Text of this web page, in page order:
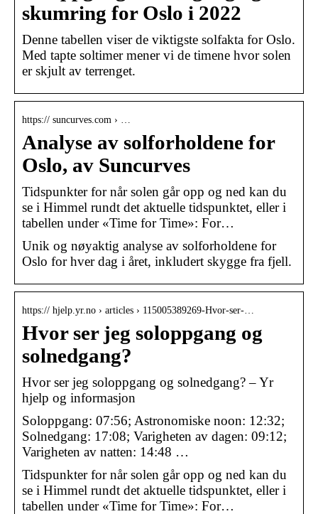
skumring for Oslo i 2022
Denne tabellen viser de viktigste solfakta for Oslo.
Med tapte soltimer mener vi de timene hvor solen
er skjult av terrenget.
https:// suncurves.com › …
Analyse av solforholdene for
Oslo, av Suncurves
Tidspunkter for når solen går opp og ned kan du
se i Himmel rundt det aktuelle tidspunktet, eller i
tabellen under «Time for Time»: For…
Unik og nøyaktig analyse av solforholdene for
Oslo for hver dag i året, inkludert skygge fra fjell.
https:// hjelp.yr.no › articles › 115005389269-Hvor-ser-…
Hvor ser jeg soloppgang og
solnedgang?
Hvor ser jeg soloppgang og solnedgang? – Yr
hjelp og informasjon
Soloppgang: 07:56; Astronomiske noon: 12:32;
Solnedgang: 17:08; Varigheten av dagen: 09:12;
Varigheten av natten: 14:48 …
Tidspunkter for når solen går opp og ned kan du
se i Himmel rundt det aktuelle tidspunktet, eller i
tabellen under «Time for Time»: For…